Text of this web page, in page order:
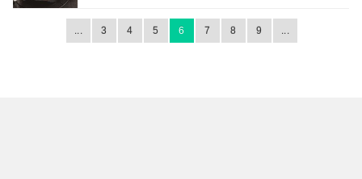
... 3 4 5 6 7 8 9 ...